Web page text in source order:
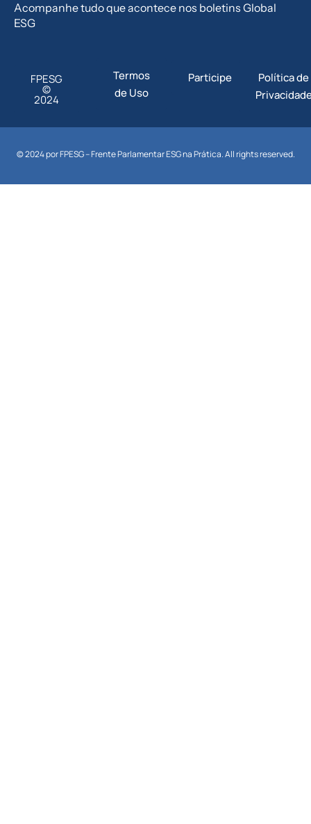
Acompanhe tudo que acontece nos boletins Global
ESG
FPESG
©
2024
Termos
de Uso
Participe
Política de
© 2024 por FPESG – Frente Parlamentar ESG na Prática. All rights reserved.